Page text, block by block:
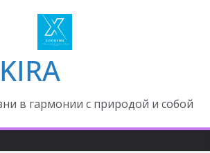
в гармонии с природой и собой